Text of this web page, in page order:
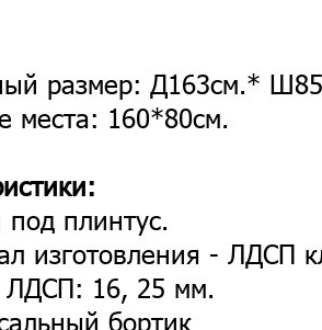
размер: Д163см.*
места: 160*80см.
плинтус.
изготовления - ЛДСП
ЛДСП: 16, 25 мм.
бортик